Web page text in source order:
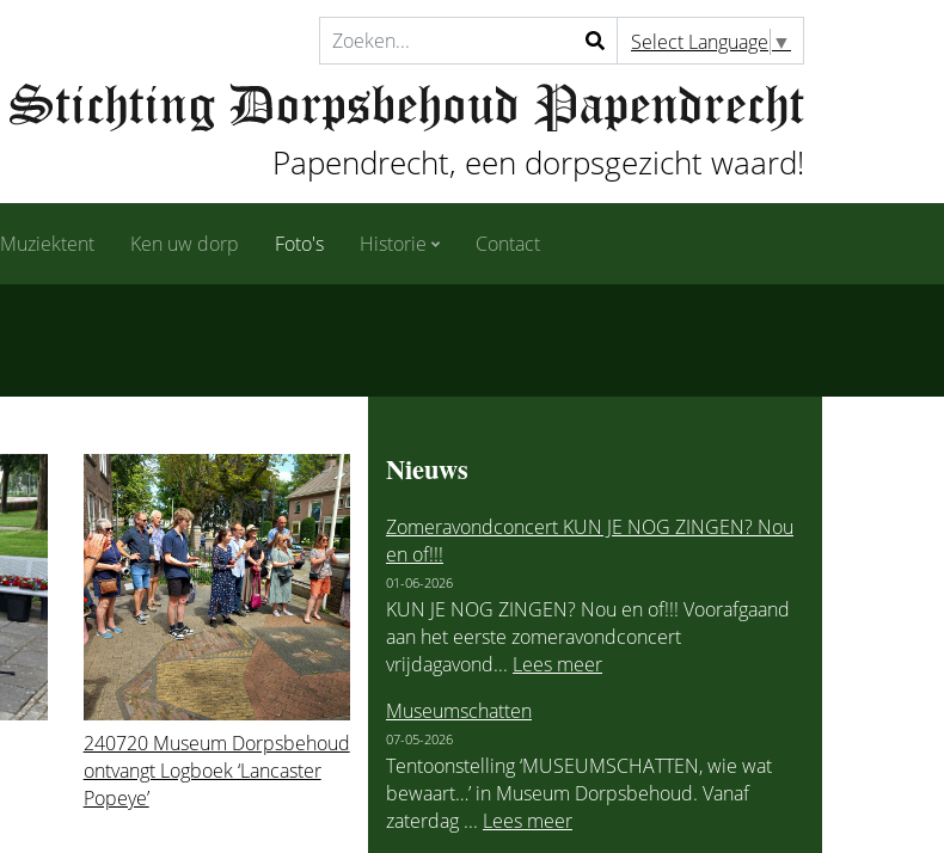
Select Language ▼
Papendrecht, een dorpsgezicht waard!
Muziektent Ken uw dorp Foto's Historie Contact
240720 Museum Dorpsbehoud
ontvangt Logboek ‘Lancaster
Popeye’
Nieuws
Zomeravondconcert KUN JE NOG ZINGEN? Nou
en of!!!
01-06-2026
KUN JE NOG ZINGEN? Nou en of!!! Voorafgaand
aan het eerste zomeravondconcert
vrijdagavond... Lees meer
Museumschatten
07-05-2026
Tentoonstelling ‘MUSEUMSCHATTEN, wie wat
bewaart…’ in Museum Dorpsbehoud. Vanaf
zaterdag ... Lees meer